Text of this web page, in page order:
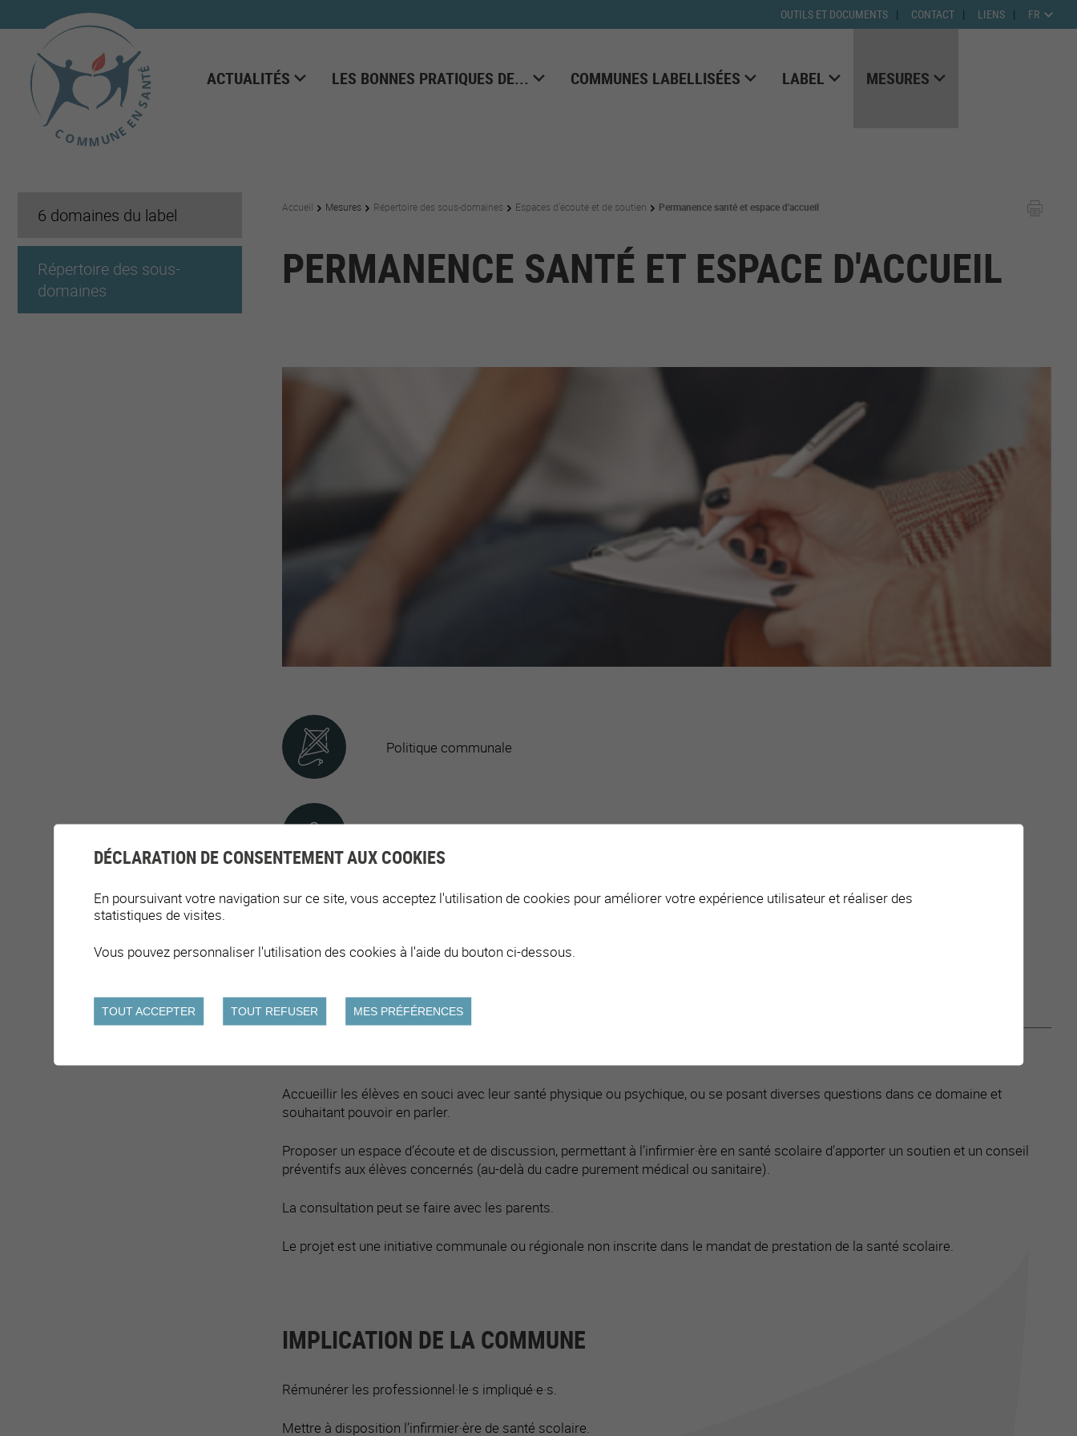
FR
OUTILS ET DOCUMENTS CONTACT LIENS
ACTUALITÉS LES BONNES PRATIQUES DE... COMMUNES LABELLISÉES LABEL MESURES
6 domaines du label
Répertoire des sous-
domaines
Accueil Mesures Répertoire des sous-domaines Espaces d'écoute et de soutien Permanence santé et espace d'accueil
PERMANENCE SANTÉ ET ESPACE D'ACCUEIL
Politique communale
Accueillir les élèves en souci avec leur santé physique ou psychique, ou se posant diverses questions dans ce domaine et
souhaitant pouvoir en parler.
Proposer un espace d’écoute et de discussion, permettant à l’infirmier·ère en santé scolaire d’apporter un soutien et un conseil
préventifs aux élèves concernés (au-delà du cadre purement médical ou sanitaire).
La consultation peut se faire avec les parents.
Le projet est une initiative communale ou régionale non inscrite dans le mandat de prestation de la santé scolaire.
IMPLICATION DE LA COMMUNE
Rémunérer les professionnel·le·s impliqué·e·s.
Mettre à disposition l’infirmier·ère de santé scolaire.
DÉCLARATION DE CONSENTEMENT AUX COOKIES
En poursuivant votre navigation sur ce site, vous acceptez l'utilisation de cookies pour améliorer votre expérience utilisateur et réaliser des
statistiques de visites.
Vous pouvez personnaliser l'utilisation des cookies à l'aide du bouton ci-dessous.
TOUT ACCEPTER TOUT REFUSER MES PRÉFÉRENCES